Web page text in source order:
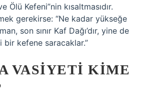
ve Ölü Kefeni”nin kısaltmasıdır.
gerekirse: “Ne kadar yükseğe
son sınır Kaf Dağı’dır, yine de
bir kefene saracaklar.”
VASIYETI KIME